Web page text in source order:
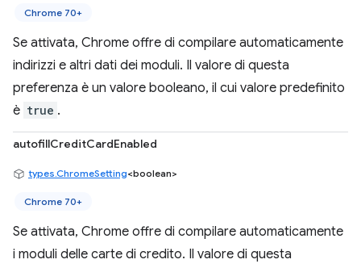
Chrome 70+
Se attivata, Chrome offre di compilare automaticamente
indirizzi e altri dati dei moduli. Il valore di questa
preferenza è un valore booleano, il cui valore predefinito
è true .
autofillCreditCardEnabled
types.ChromeSetting<boolean>
Chrome 70+
Se attivata, Chrome offre di compilare automaticamente
i moduli delle carte di credito. Il valore di questa